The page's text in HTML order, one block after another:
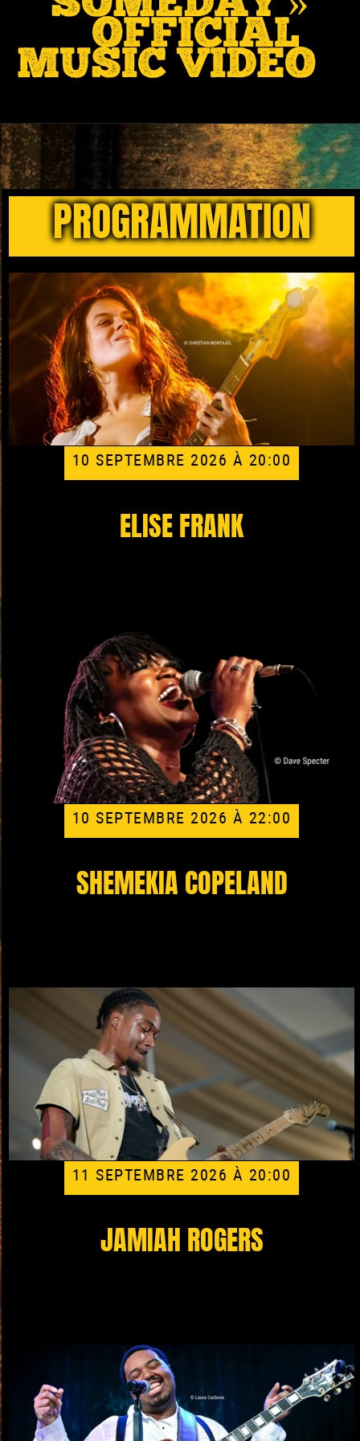
[OFFICIAL
MUSIC VIDEO]
PROGRAMMATION
10 SEPTEMBRE 2026 À 20:00
ELISE FRANK
10 SEPTEMBRE 2026 À 22:00
SHEMEKIA COPELAND
11 SEPTEMBRE 2026 À 20:00
JAMIAH ROGERS